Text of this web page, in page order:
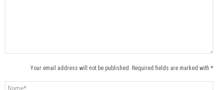
Your email address will not be published. Required fields are marked with *